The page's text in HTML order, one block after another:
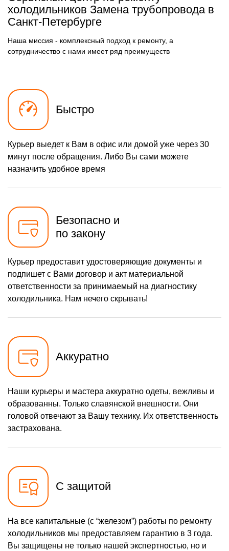
Замена электросхемы
590 р
Замена нагревателя
оттайки
500 р
холодильников Замена трубопровода в
Санкт-Петербурге
Наша миссия - комплексный подход к ремонту, а
сотрудничество с нами имеет ряд преимуществ
Быстро
Курьер выедет к Вам в офис или домой уже через 30
минут после обращения. Либо Вы сами можете
назначить удобное время
Безопасно и
по закону
Курьер предоставит удостоверяющие документы и
подпишет с Вами договор и акт материальной
ответственности за принимаемый на диагностику
холодильника. Нам нечего скрывать!
Аккуратно
Наши курьеры и мастера аккуратно одеты, вежливы и
образованны. Только славянской внешности. Они
головой отвечают за Вашу технику. Их ответственность
застрахована.
С защитой
На все капитальные (с “железом”) работы по ремонту
холодильников мы предоставляем гарантию в 3 года.
Вы защищены не только нашей экспертностью, но и